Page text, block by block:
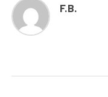
F.B.